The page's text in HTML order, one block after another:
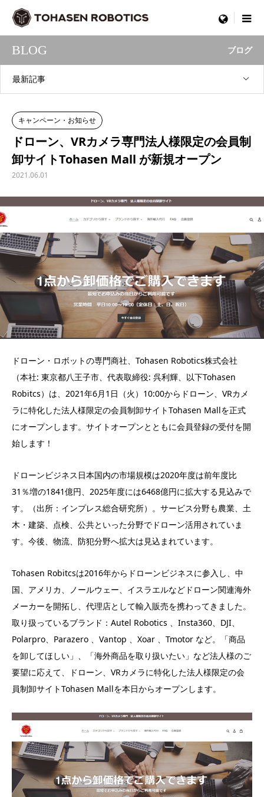
menu
BLOG ブログ
最新記事
キャンペーン・お知らせ
ドローン、VRカメラ専門法人様限定の会員制
卸サイトTohasen Mall が新規オープン
2021.06.01
ドローン・ロボットの専門商社、Tohasen Robotics株式会社
（本社: 東京都八王子市、代表取締役: 呉利輝、以下Tohasen
Robitcs）は、2021年6月1日（火）10:00からドローン、VRカメ
ラに特化した法人様限定の会員制卸サイトTohasen Mallを正式
にオープンします。サイトオープンとともに会員登録の受付を開
始します！
ドローンビジネス日本国内の市場規模は2020年度は前年度比
31％増の1841億円、2025年度には6468億円に拡大する見込みで
す。（出所：インプレス総合研究所）。サービス分野も農業、土
木・建築、点検、公共といった分野でドローン活用されていま
す。今後、物流、防犯分野へ拡大は見込まれています。
Tohasen Robitcsは2016年からドローンビジネスに参入し、中
国、アメリカ、ノールウェー、イスラエルなどドローン関連海外
メーカーを開拓し、代理店として輸入販売を携わってきました。
取り扱っているブランド：Autel Robotics 、Insta360、DJI、
Polarpro、Parazero 、Vantop 、Xoar 、Tmotor など。「商品
を卸してほしい」、「海外商品を取り扱いたい」など法人様のご
要望に応えて、ドローン、VRカメラに特化した法人様限定の会
員制卸サイトTohasen Mallを本日からオープンします。